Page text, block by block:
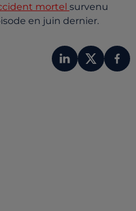
mortel survenu
en juin dernier.